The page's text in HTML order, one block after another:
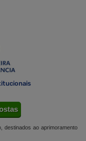
destinados ao aprimoramento